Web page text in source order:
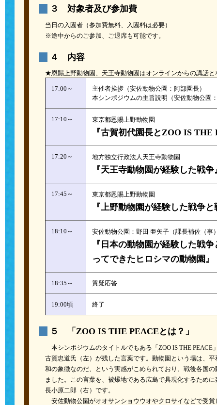
３ 対象者及び参加費
当日の入園者（参加費無料、入園料は必要）
※途中からのご参加、ご退席も可能です。
４ 内容
★恩賜上野動物園、天王寺動物園はオンラインからの講話と
17:00～
主催者挨拶（安佐動物公園：阿部園長）
本シンポジウムの主旨説明（安佐動物公園
17:10～ 東京都恩賜上野動物園
『古賀初代園長とZOO IS
17:20～ 地方独立行政法人天王寺動物園
『天王寺動物園が経験した戦争
17:45～ 東京都恩賜上野動物園
『上野動物園が経験した戦争
18:10～ 安佐動物公園：野田 亜矢子（課長補佐（事
『日本の動物園が経験した戦
ってできたヒロシマの動物園』
18:35～ 質疑応答
19:00頃 終了
５ 「ZOO IS THE PEACEとは？」
本シンポジウムのタイトルでもある「ZOO IS THE PEACE
古賀忠道氏（左）が残した言葉です。動物園という場は、
和の象徴なのだ、という実感がこめられており、戦後各国
ました。この言葉を、被爆地である広島で具現化するため
長小原二郎（右）です。
安佐動物公園がオオサンショウウオやクロサイなどで受